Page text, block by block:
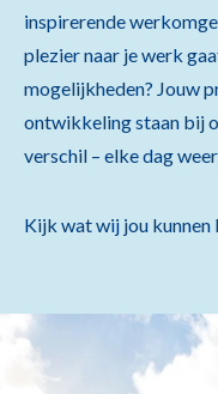
inspirerende
plezier naar je werk
mogelijkheden? Jouw
ontwikkeling staan bij
verschil – elke dag
Kijk wat wij jou kunnen